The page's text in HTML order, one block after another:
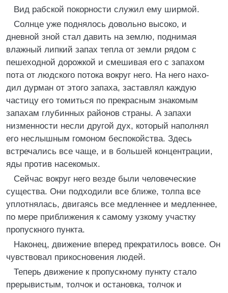
Вид рабской покорности служил ему ширмой.
Солнце уже поднялось довольно высоко, и
дневной зной стал давить на землю, поднимая
влажный липкий запах тепла от земли рядом с
пешеходной дорожкой и смешивая его с запахом
пота от людского потока вокруг него. На него нахо-
дил дурман от этого запаха, заставлял каждую
частицу его томиться по прекрасным знакомым
запахам глубинных районов страны. А запахи
низменности несли другой дух, который наполнял
его неслышным гомоном беспокойства. Здесь
встречались все чаще, и в большей концентрации,
яды против насекомых.
Сейчас вокруг него везде были человеческие
существа. Они подходили все ближе, толпа все
уплотнялась, двигаясь все медленнее и медленнее,
по мере приближения к самому узкому участку
пропускного пункта.
Наконец, движение вперед прекратилось вовсе. Он
чувствовал прикосновения людей.
Теперь движение к пропускному пункту стало
прерывистым, толчок и остановка, толчок и